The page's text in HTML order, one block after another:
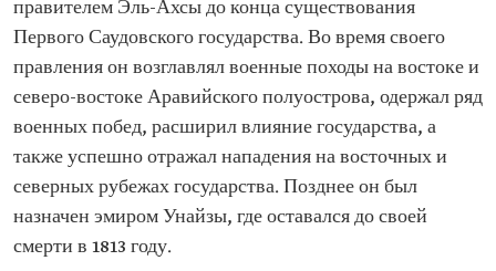
правителем Эль-Ахсы до конца существования
Первого Саудовского государства. Во время своего
правления он возглавлял военные походы на востоке и
северо-востоке Аравийского полуострова, одержал ряд
военных побед, расширил влияние государства, а
также успешно отражал нападения на восточных и
северных рубежах государства. Позднее он был
назначен эмиром Унайзы, где оставался до своей
смерти в 1813 году.